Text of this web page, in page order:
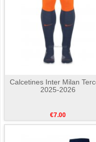
Calcetines Inter Milan
2025-2026
€7.00